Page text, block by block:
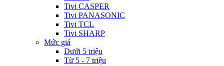
Tivi CASPER
Tivi PANASONIC
Tivi TCL
Tivi SHARP
Mức giá
Dưới 5 triệu
Từ 5 - 7 triệu